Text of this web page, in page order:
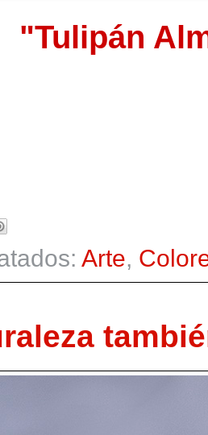
"Tulipán
Arte,